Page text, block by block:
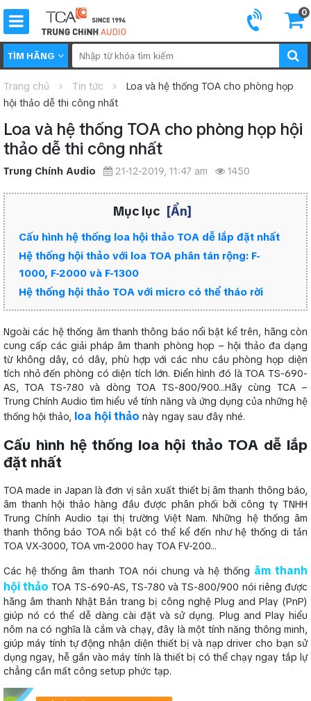
0
TÌM HÃNG
Trang chủ Tin tức
Loa và hệ thống TOA cho phòng họp
hội thảo dễ thi công nhất
Loa và hệ thống TOA cho phòng họp hội
thảo dễ thi công nhất
Trung Chính Audio 21-12-2019, 11:47 am 1450
Mục lục [Ẩn]
Cấu hình hệ thống loa hội thảo TOA dễ lắp đặt nhất
Hệ thống hội thảo với loa TOA phân tán rộng: F-
1000, F-2000 và F-1300
Hệ thống hội thảo TOA với micro có thể tháo rời
Ngoài các hệ thống âm thanh thông báo nổi bật kể trên, hãng còn
cung cấp các giải pháp âm thanh phòng họp – hội thảo đa dạng
từ không dây, có dây, phù hợp với các nhu cầu phòng họp diện
tích nhỏ đến phòng có diện tích lớn. Điển hình đó là TOA TS-690-
AS, TOA TS-780 và dòng TOA TS-800/900…Hãy cùng TCA –
Trung Chính Audio tìm hiểu về tính năng và ứng dụng của những hệ
thống hội thảo, loa hội thảo này ngay sau đây nhé.
Cấu hình hệ thống loa hội thảo TOA dễ lắp
đặt nhất
TOA made in Japan là đơn vị sản xuất thiết bị âm thanh thông báo,
âm thanh hội thảo hàng đầu được phân phối bởi công ty TNHH
Trung Chính Audio tại thị trường Việt Nam. Những hệ thống âm
thanh thông báo TOA nổi bật có thể kể đến như hệ thống di tản
TOA VX-3000, TOA vm-2000 hay TOA FV-200…
Các hệ thống âm thanh TOA nói chung và hệ thống âm thanh
hội thảo TOA TS-690-AS, TS-780 và TS-800/900 nói riêng được
hãng âm thanh Nhật Bản trang bị công nghệ Plug and Play (PnP)
giúp nó có thể dễ dàng cài đặt và sử dụng. Plug and Play hiểu
nôm na có nghĩa là cắm và chạy, đây là một tính năng thông minh,
giúp máy tính tự động nhận diện thiết bị và nạp driver cho bạn sử
dụng ngay, hễ gắn vào máy tính là thiết bị có thể chạy ngay tắp lự
chẳng cần mất công setup phức tạp.